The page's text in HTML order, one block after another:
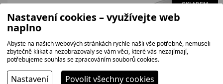
SKLADEM
Nastavení cookies – využívejte web
naplno
Abyste na našich webových stránkách rychle našli vše potřebné, nemuseli
zbytečně klikat a nezobrazovaly se vám věci, které vás nezajímají,
potřebujeme souhlas se zpracováním souborů cookies.
Nastavení Povolit všechny cookies